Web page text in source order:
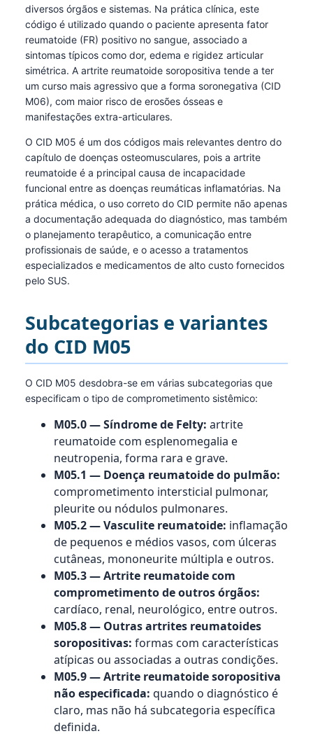
diversos órgãos e sistemas. Na prática clínica, este
código é utilizado quando o paciente apresenta fator
reumatoide (FR) positivo no sangue, associado a
sintomas típicos como dor, edema e rigidez articular
simétrica. A artrite reumatoide soropositiva tende a ter
um curso mais agressivo que a forma soronegativa (CID
M06), com maior risco de erosões ósseas e
manifestações extra-articulares.
O CID M05 é um dos códigos mais relevantes dentro do
capítulo de doenças osteomusculares, pois a artrite
reumatoide é a principal causa de incapacidade
funcional entre as doenças reumáticas inflamatórias. Na
prática médica, o uso correto do CID permite não apenas
a documentação adequada do diagnóstico, mas também
o planejamento terapêutico, a comunicação entre
profissionais de saúde, e o acesso a tratamentos
especializados e medicamentos de alto custo fornecidos
pelo SUS.
Subcategorias e variantes
do CID M05
O CID M05 desdobra-se em várias subcategorias que
especificam o tipo de comprometimento sistêmico:
M05.0 — Síndrome de Felty: artrite
reumatoide com esplenomegalia e
neutropenia, forma rara e grave.
M05.1 — Doença reumatoide do pulmão:
comprometimento intersticial pulmonar,
pleurite ou nódulos pulmonares.
M05.2 — Vasculite reumatoide: inflamação
de pequenos e médios vasos, com úlceras
cutâneas, mononeurite múltipla e outros.
M05.3 — Artrite reumatoide com
comprometimento de outros órgãos:
cardíaco, renal, neurológico, entre outros.
M05.8 — Outras artrites reumatoides
soropositivas: formas com características
atípicas ou associadas a outras condições.
M05.9 — Artrite reumatoide soropositiva
não especificada: quando o diagnóstico é
claro, mas não há subcategoria específica
definida.